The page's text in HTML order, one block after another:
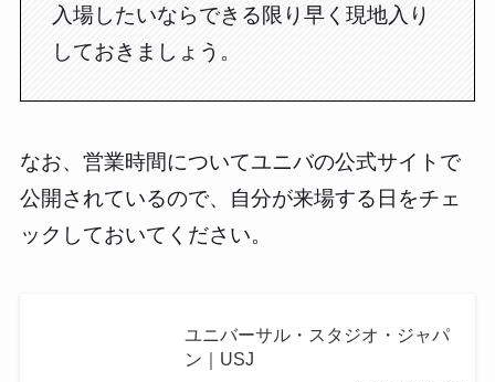
入場したいならできる限り早く現地入り
しておきましょう。
なお、営業時間についてユニバの公式サイトで
公開されているので、自分が来場する日をチェ
ックしておいてください。
ユニバーサル・スタジオ・ジャパ
ン｜USJ